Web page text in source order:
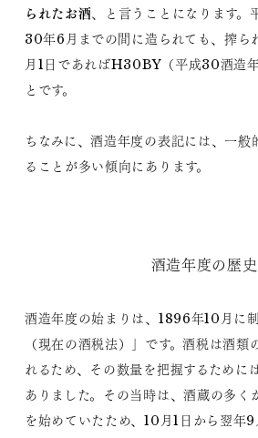
られたお酒、と言うことになります。
30年6月までの間に造られても、搾ら
月1日であればH30BY（平成30酒造
とです。
ちなみに、酒造年度の表記には、一般
ることが多い傾向にあります。
酒造年度の歴史
酒造年度の始まりは、1896年10月に
（現在の酒税法）」です。酒税は酒類
れるため、その数量を把握するために
ありました。その当時は、酒蔵の多く
を始めていたため、10月1日から翌年